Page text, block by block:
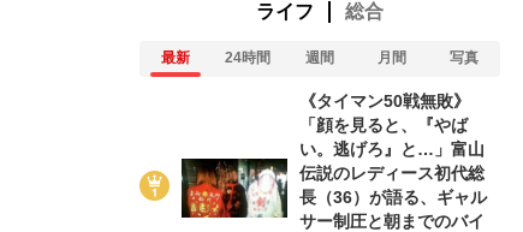
ライフ 総合
最新 24時間 週間 月間 写真
《タイマン50戦無敗》
「顔を見ると、『やば
い。逃げろ』と…」富山
伝説のレディース初代総
長（36）が語る、ギャル
サー制圧と朝までのバイ